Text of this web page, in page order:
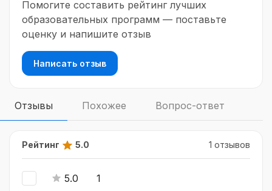
более чем 30-летним стажем работы с детьми и
их родителями поможет вам в этом процессе. Она
имеет высшее педагогическое образование и
Помогите составить рейтинг лучших
образовательных программ — поставьте
оценку и напишите отзыв
Написать отзыв
Отзывы Похожее Вопрос-ответ
Рейтинг 5.0 1 отзывов
5.0 1